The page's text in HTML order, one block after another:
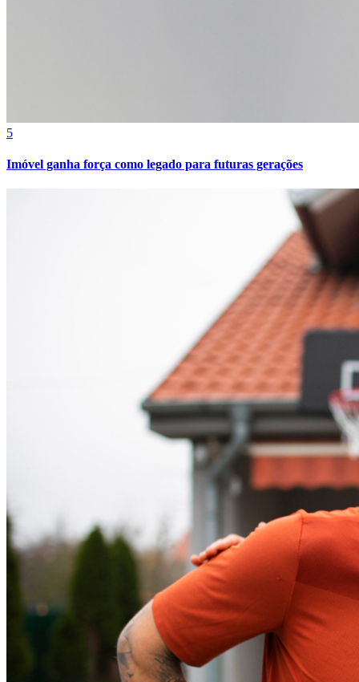
5
Imóvel ganha força como legado para futuras gerações